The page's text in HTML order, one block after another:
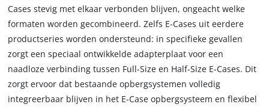
Cases stevig met elkaar verbonden blijven, ongeacht welke
formaten worden gecombineerd. Zelfs E-Cases uit eerdere
productseries worden ondersteund: in specifieke gevallen
zorgt een speciaal ontwikkelde adapterplaat voor een
naadloze verbinding tussen Full-Size en Half-Size E-Cases. Dit
zorgt ervoor dat bestaande opbergsystemen volledig
integreerbaar blijven in het E-Case opbergsysteem en flexibel